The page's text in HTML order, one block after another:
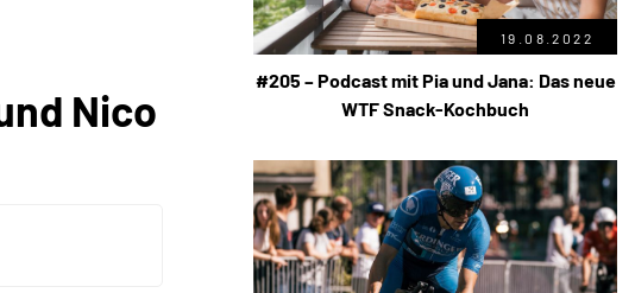
Nico
19.08.2022
#205 – Podcast mit Pia und Jana: Das neue
WTF Snack-Kochbuch